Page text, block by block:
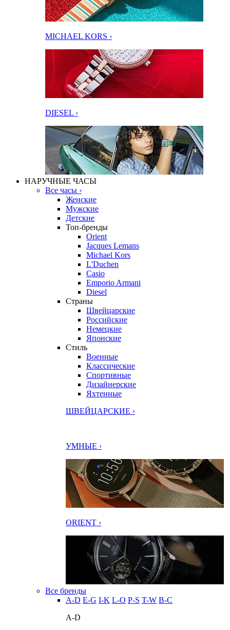
MICHAEL KORS ›
DIESEL ›
НАРУЧНЫЕ ЧАСЫ
Все часы ›
Женские
Мужские
Детские
Топ-бренды
Orient
Jacques Lemans
Michael Kors
L'Duchen
Casio
Emporio Armani
Diesel
Страны
Швейцарские
Российские
Немецкие
Японские
Стиль
Военные
Классические
Спортивные
Дизайнерские
Яхтенные
ШВЕЙЦАРСКИЕ ›
УМНЫЕ ›
ORIENT ›
Все бренды
A-D E-G I-K L-O P-S T-W В-С
A-D